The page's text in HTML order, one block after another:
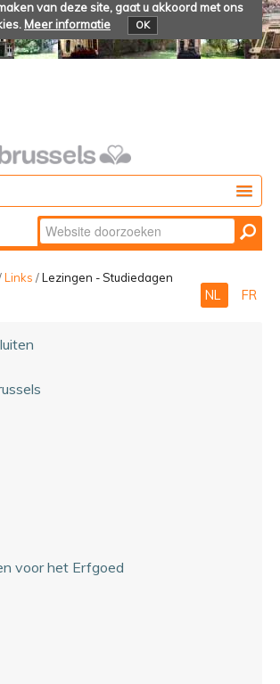
van deze site, gaat u akkoord met ons
Meer informatie OK
Zoek
Geavanceerd
zoeken...
Links /Lezingen - Studiedagen
NL FR
voor het Erfgoed